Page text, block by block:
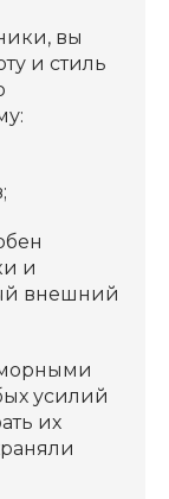
вы
и стиль
и
внешний
усилий
их